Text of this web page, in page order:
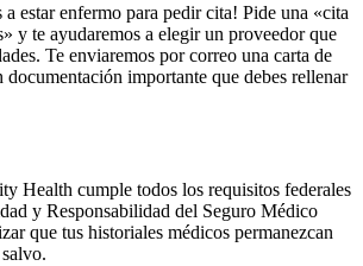
a estar enfermo para pedir cita! Pide una «cita
y te ayudaremos a elegir un proveedor que
Te enviaremos por correo una carta de
documentación importante que debes rellenar
Health cumple todos los requisitos federales
y Responsabilidad del Seguro Médico
que tus historiales médicos permanezcan